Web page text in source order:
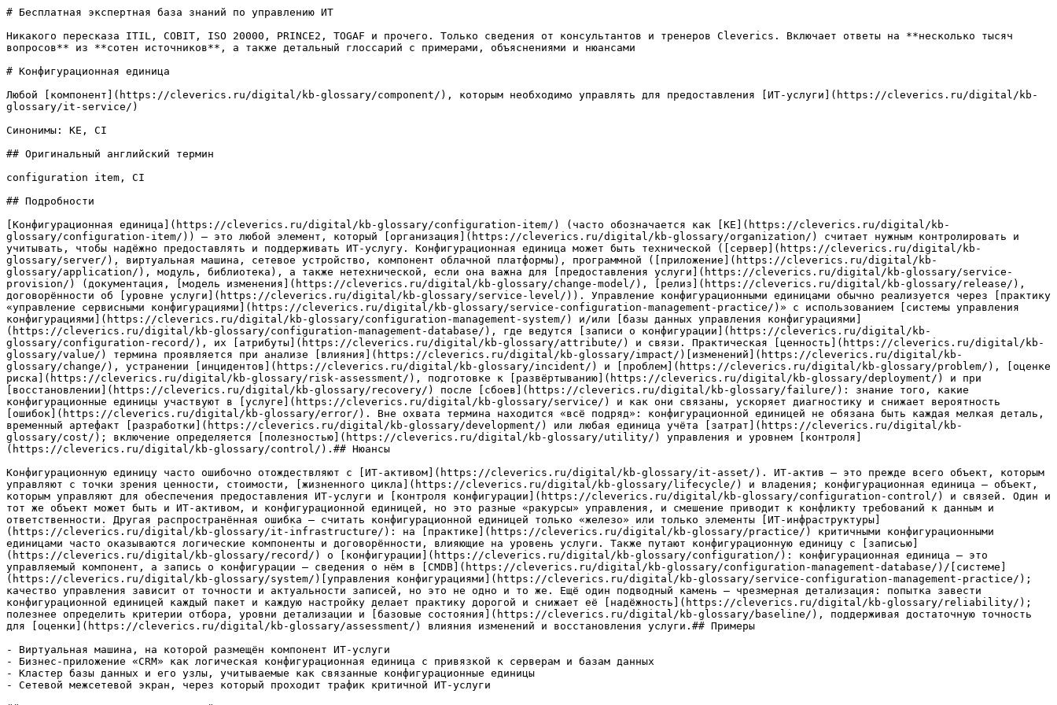
# Бесплатная экспертная база знаний по управлению ИТ
Никакого пересказа ITIL, COBIT, ISO 20000, PRINCE2, TOGAF и прочего. Только сведения от консультантов и тренеров Cleverics. Включает ответы на **несколько тысяч
вопросов** из **сотен источников**, а также детальный глоссарий с примерами, объяснениями и нюансами
# Конфигурационная единица
Любой [компонент](https://cleverics.ru/digital/kb-glossary/component/), которым необходимо управлять для предоставления [ИТ-услуги](https://cleverics.ru/digital/kb-
glossary/it-service/)
Синонимы: КЕ, CI
## Оригинальный английский термин
configuration item, CI
## Подробности
[Конфигурационная единица](https://cleverics.ru/digital/kb-glossary/configuration-item/) (часто обозначается как [КЕ](https://cleverics.ru/digital/kb-
glossary/configuration-item/)) — это любой элемент, который [организация](https://cleverics.ru/digital/kb-glossary/organization/) считает нужным контролировать и
учитывать, чтобы надёжно предоставлять и поддерживать ИТ-услугу. Конфигурационная единица может быть технической ([сервер](https://cleverics.ru/digital/kb-
glossary/server/), виртуальная машина, сетевое устройство, компонент облачной платформы), программной ([приложение](https://cleverics.ru/digital/kb-
glossary/application/), модуль, библиотека), а также нетехнической, если она важна для [предоставления услуги](https://cleverics.ru/digital/kb-glossary/service-
provision/) (документация, [модель изменения](https://cleverics.ru/digital/kb-glossary/change-model/), [релиз](https://cleverics.ru/digital/kb-glossary/release/),
договорённости об [уровне услуги](https://cleverics.ru/digital/kb-glossary/service-level/)). Управление конфигурационными единицами обычно реализуется через [практику
«управление сервисными конфигурациями](https://cleverics.ru/digital/kb-glossary/service-configuration-management-practice/)» с использованием [системы управления
конфигурациями](https://cleverics.ru/digital/kb-glossary/configuration-management-system/) и/или [базы данных управления конфигурациями]
(https://cleverics.ru/digital/kb-glossary/configuration-management-database/), где ведутся [записи о конфигурации](https://cleverics.ru/digital/kb-
glossary/configuration-record/), их [атрибуты](https://cleverics.ru/digital/kb-glossary/attribute/) и связи. Практическая [ценность](https://cleverics.ru/digital/kb-
glossary/value/) термина проявляется при анализе [влияния](https://cleverics.ru/digital/kb-glossary/impact/)[изменений](https://cleverics.ru/digital/kb-
glossary/change/), устранении [инцидентов](https://cleverics.ru/digital/kb-glossary/incident/) и [проблем](https://cleverics.ru/digital/kb-glossary/problem/), [оценке
риска](https://cleverics.ru/digital/kb-glossary/risk-assessment/), подготовке к [развёртыванию](https://cleverics.ru/digital/kb-glossary/deployment/) и при
[восстановлении](https://cleverics.ru/digital/kb-glossary/recovery/) после [сбоев](https://cleverics.ru/digital/kb-glossary/failure/): знание того, какие
конфигурационные единицы участвуют в [услуге](https://cleverics.ru/digital/kb-glossary/service/) и как они связаны, ускоряет диагностику и снижает вероятность
[ошибок](https://cleverics.ru/digital/kb-glossary/error/). Вне охвата термина находится «всё подряд»: конфигурационной единицей не обязана быть каждая мелкая деталь,
временный артефакт [разработки](https://cleverics.ru/digital/kb-glossary/development/) или любая единица учёта [затрат](https://cleverics.ru/digital/kb-
glossary/cost/); включение определяется [полезностью](https://cleverics.ru/digital/kb-glossary/utility/) управления и уровнем [контроля]
(https://cleverics.ru/digital/kb-glossary/control/).## Нюансы
Конфигурационную единицу часто ошибочно отождествляют с [ИТ-активом](https://cleverics.ru/digital/kb-glossary/it-asset/). ИТ-актив — это прежде всего объект, которым
управляют с точки зрения ценности, стоимости, [жизненного цикла](https://cleverics.ru/digital/kb-glossary/lifecycle/) и владения; конфигурационная единица — объект,
которым управляют для обеспечения предоставления ИТ-услуги и [контроля конфигурации](https://cleverics.ru/digital/kb-glossary/configuration-control/) и связей. Один и
тот же объект может быть и ИТ-активом, и конфигурационной единицей, но это разные «ракурсы» управления, и смешение приводит к конфликту требований к данным и
ответственности. Другая распространённая ошибка — считать конфигурационной единицей только «железо» или только элементы [ИТ-инфраструктуры]
(https://cleverics.ru/digital/kb-glossary/it-infrastructure/): на [практике](https://cleverics.ru/digital/kb-glossary/practice/) критичными конфигурационными
единицами часто оказываются логические компоненты и договорённости, влияющие на уровень услуги. Также путают конфигурационную единицу с [записью]
(https://cleverics.ru/digital/kb-glossary/record/) о [конфигурации](https://cleverics.ru/digital/kb-glossary/configuration/): конфигурационная единица — это
управляемый компонент, а запись о конфигурации — сведения о нём в [CMDB](https://cleverics.ru/digital/kb-glossary/configuration-management-database/)/[системе]
(https://cleverics.ru/digital/kb-glossary/system/)[управления конфигурациями](https://cleverics.ru/digital/kb-glossary/service-configuration-management-practice/);
качество управления зависит от точности и актуальности записей, но это не одно и то же. Ещё один подводный камень — чрезмерная детализация: попытка завести
конфигурационной единицей каждый пакет и каждую настройку делает практику дорогой и снижает её [надёжность](https://cleverics.ru/digital/kb-glossary/reliability/);
полезнее определить критерии отбора, уровни детализации и [базовые состояния](https://cleverics.ru/digital/kb-glossary/baseline/), поддерживая достаточную точность
для [оценки](https://cleverics.ru/digital/kb-glossary/assessment/) влияния изменений и восстановления услуги.## Примеры
- Виртуальная машина, на которой размещён компонент ИТ-услуги
- Бизнес-приложение «CRM» как логическая конфигурационная единица с привязкой к серверам и базам данных
- Кластер базы данных и его узлы, учитываемые как связанные конфигурационные единицы
- Сетевой межсетевой экран, через который проходит трафик критичной ИТ-услуги